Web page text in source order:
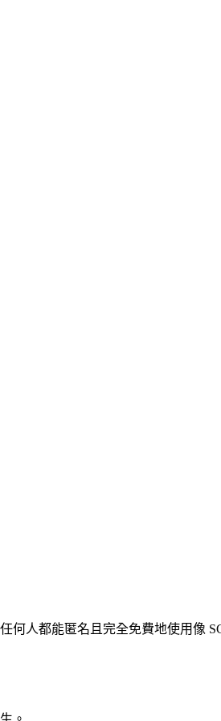
何人都能匿名且完全免費地使用像